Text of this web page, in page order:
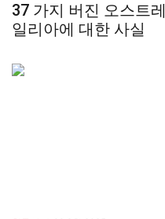
37 가지 버진 오스트레
일리아에 대한 사실